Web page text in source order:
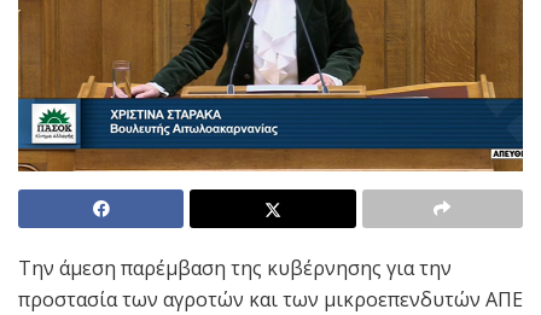
Την άμεση παρέμβαση της κυβέρνησης για την
προστασία των αγροτών και των μικροεπενδυτών ΑΠΕ